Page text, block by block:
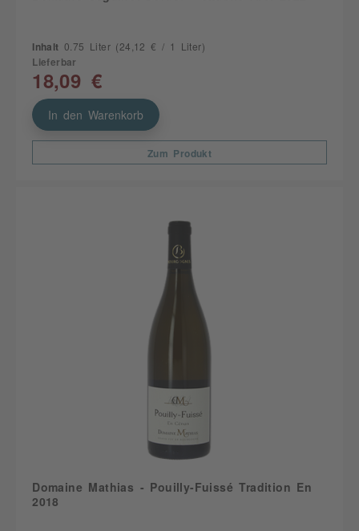
Inhalt 0.75 Liter (24,12 € / 1 Liter)
Lieferbar
18,09 €
In den Warenkorb
Zum Produkt
Domaine Mathias - Pouilly-Fuissé Tradition En
2018